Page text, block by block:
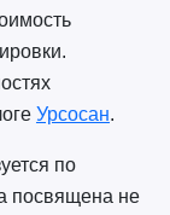
Урсосан.
по
посвящена не